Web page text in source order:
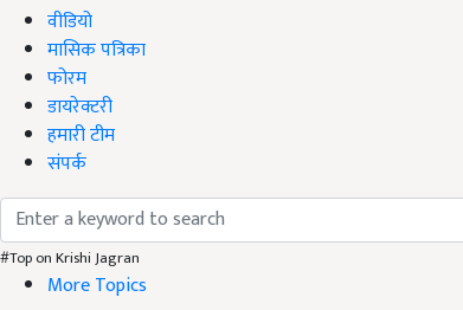
वीडियो
मासिक पत्रिका
फोरम
डायरेक्टरी
हमारी टीम
संपर्क
#Top on Krishi Jagran
More Topics